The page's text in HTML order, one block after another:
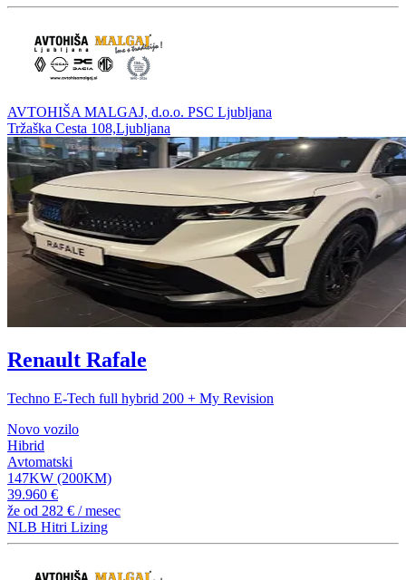
AVTOHIŠA MALGAJ, d.o.o. PSC Ljubljana
Tržaška Cesta 108,Ljubljana
Renault Rafale
Techno E-Tech full hybrid 200 + My Revision
Novo vozilo
Hibrid
Avtomatski
147KW (200KM)
39.960 €
že od 282 € / mesec
NLB Hitri Lizing